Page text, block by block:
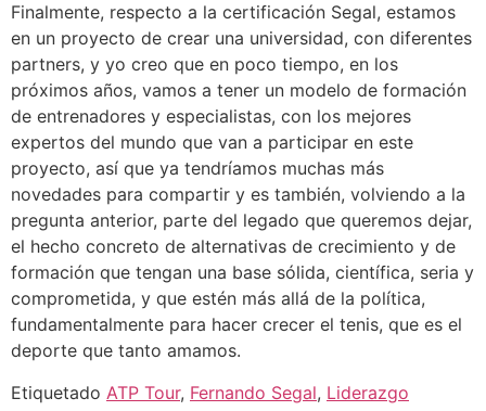
Finalmente, respecto a la certificación Segal, estamos
en un proyecto de crear una universidad, con diferentes
partners, y yo creo que en poco tiempo, en los
próximos años, vamos a tener un modelo de formación
de entrenadores y especialistas, con los mejores
expertos del mundo que van a participar en este
proyecto, así que ya tendríamos muchas más
novedades para compartir y es también, volviendo a la
pregunta anterior, parte del legado que queremos dejar,
el hecho concreto de alternativas de crecimiento y de
formación que tengan una base sólida, científica, seria y
comprometida, y que estén más allá de la política,
fundamentalmente para hacer crecer el tenis, que es el
deporte que tanto amamos.
Etiquetado ATP Tour, Fernando Segal, Liderazgo